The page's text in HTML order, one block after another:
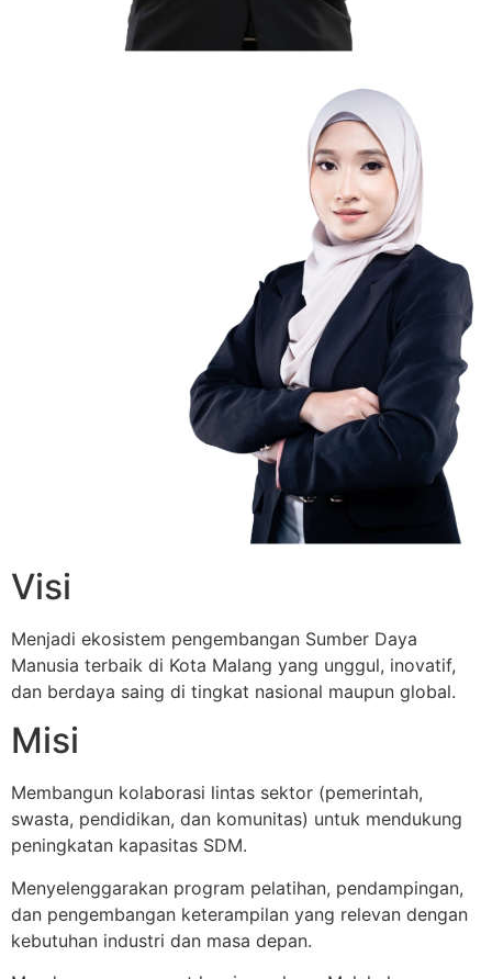
Visi
Menjadi ekosistem pengembangan Sumber Daya
Manusia terbaik di Kota Malang yang unggul, inovatif,
dan berdaya saing di tingkat nasional maupun global.
Misi
Membangun kolaborasi lintas sektor (pemerintah,
swasta, pendidikan, dan komunitas) untuk mendukung
peningkatan kapasitas SDM.
Menyelenggarakan program pelatihan, pendampingan,
dan pengembangan keterampilan yang relevan dengan
kebutuhan industri dan masa depan.